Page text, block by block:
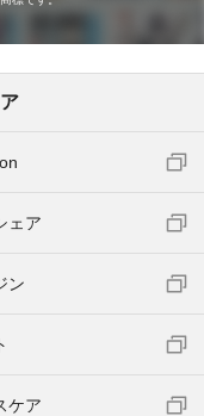
ェア
ン
ケア